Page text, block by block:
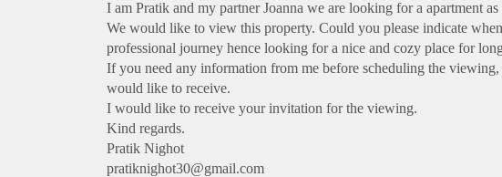
I am Pratik and my partner Joanna we are looking for a apartment as
We would like to view this property. Could you please indicate
professional journey hence looking for a nice and cozy place for
If you need any information from me before scheduling the
would like to receive.
I would like to receive your invitation for the viewing.
Kind regards.
Pratik Nighot
pratiknighot30@gmail.com